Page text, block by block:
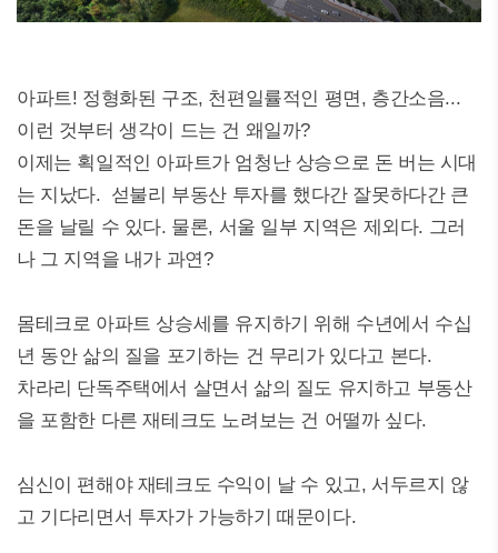
아파트! 정형화된 구조, 천편일률적인 평면, 층간소음...
이런 것부터 생각이 드는 건 왜일까?
이제는 획일적인 아파트가 엄청난 상승으로 돈 버는 시대
는 지났다. 섣불리 부동산 투자를 했다간 잘못하다간 큰
돈을 날릴 수 있다. 물론, 서울 일부 지역은 제외다. 그러
나 그 지역을 내가 과연?
몸테크로 아파트 상승세를 유지하기 위해 수년에서 수십
년 동안 삶의 질을 포기하는 건 무리가 있다고 본다.
차라리 단독주택에서 살면서 삶의 질도 유지하고 부동산
을 포함한 다른 재테크도 노려보는 건 어떨까 싶다.
심신이 편해야 재테크도 수익이 날 수 있고, 서두르지 않
고 기다리면서 투자가 가능하기 때문이다.